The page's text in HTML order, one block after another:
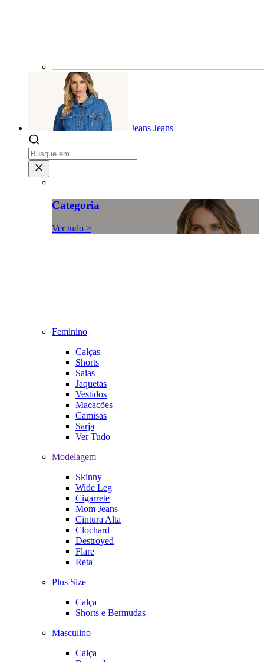
Jeans Jeans
Categoria
Ver tudo >
Feminino
Calças
Shorts
Saias
Jaquetas
Vestidos
Macacões
Camisas
Sarja
Ver Tudo
Modelagem
Skinny
Wide Leg
Cigarrete
Mom Jeans
Cintura Alta
Clochard
Destroyed
Flare
Reta
Plus Size
Calça
Shorts e Bermudas
Masculino
Calça